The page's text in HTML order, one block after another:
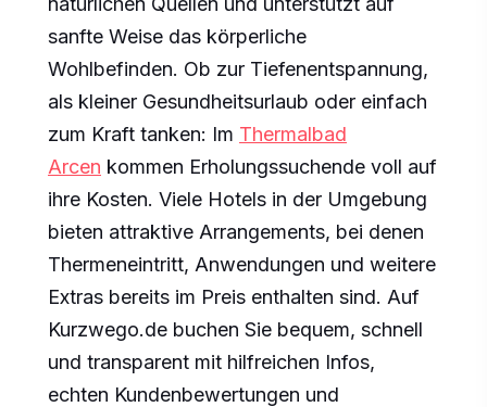
sanfte Weise das körperliche
Wohlbefinden. Ob zur Tiefenentspannung,
als kleiner Gesundheitsurlaub oder einfach
zum Kraft tanken: Im Thermalbad
Arcen kommen Erholungssuchende voll auf
ihre Kosten. Viele Hotels in der Umgebung
bieten attraktive Arrangements, bei denen
Thermeneintritt, Anwendungen und weitere
Extras bereits im Preis enthalten sind. Auf
Kurzwego.de buchen Sie bequem, schnell
und transparent mit hilfreichen Infos,
echten Kundenbewertungen und